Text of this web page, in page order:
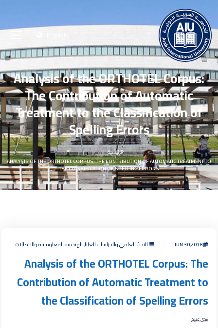
Analysis of the ORTHOTEL Corpus:
The Contribution of Automatic
Treatment to the Classification of
Spelling Errors
الرئيسية
ANALYSIS OF THE ORTHOTEL CORPUS: THE CONTRIBUTION OF AUTOMATIC TREATMENT TO
THE CLASSIFICATION OF SPELLING ERRORS
JUN 30,2018 البحث العلمي والدراسات العليا, الهندسة المعلوماتية والاتصالات
Analysis of the ORTHOTEL Corpus: The
Contribution of Automatic Treatment to
the Classification of Spelling Errors
ندى غنيم